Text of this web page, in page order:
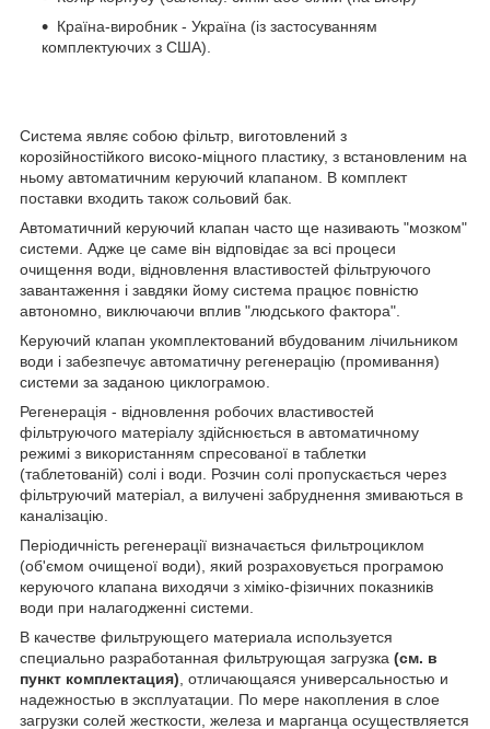
Країна-виробник - Україна (із застосуванням
комплектуючих з США).
Система являє собою фільтр, виготовлений з
корозійностійкого високо-міцного пластику, з встановленим на
ньому автоматичним керуючий клапаном. В комплект
поставки входить також сольовий бак.
Автоматичний керуючий клапан часто ще називають "мозком"
системи. Адже це саме він відповідає за всі процеси
очищення води, відновлення властивостей фільтруючого
завантаження і завдяки йому система працює повністю
автономно, виключаючи вплив "людського фактора".
Керуючий клапан укомплектований вбудованим лічильником
води і забезпечує автоматичну регенерацію (промивання)
системи за заданою циклограмою.
Регенерація - відновлення робочих властивостей
фільтруючого матеріалу здійснюється в автоматичному
режимі з використанням спресованої в таблетки
(таблетованій) солі і води. Розчин солі пропускається через
фільтруючий матеріал, а вилучені забруднення змиваються в
каналізацію.
Періодичність регенерації визначається фильтроциклом
(об'ємом очищеної води), який розраховується програмою
керуючого клапана виходячи з хіміко-фізичних показників
води при налагодженні системи.
В качестве фильтрующего материала используется
специально разработанная фильтрующая загрузка (см. в
пункт комплектация) , отличающаяся универсальностью и
надежностью в эксплуатации. По мере накопления в слое
загрузки солей жесткости, железа и марганца осуществляется